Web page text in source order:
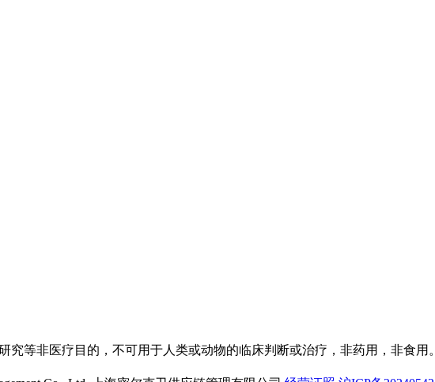
究等非医疗目的，不可用于人类或动物的临床判断或治疗，非药用，非食用